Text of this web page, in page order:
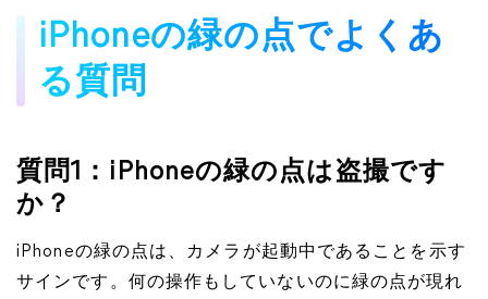
iPhoneの緑の点でよくあ
る質問
質問1：iPhoneの緑の点は盗撮です
か？
iPhoneの緑の点は、カメラが起動中であることを示す
サインです。何の操作もしていないのに緑の点が現れ